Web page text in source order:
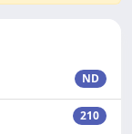
ND
210